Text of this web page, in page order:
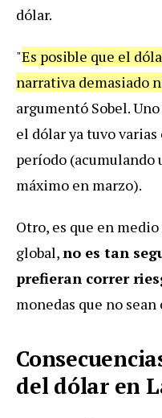
dólar.
"Es posible que el
narrativa demasiado
argumentó Sobel.
el dólar ya tuvo
período (acumulando
máximo en marzo).
Otro, es que en
global,no es tan
prefieran correr
monedas que no sean
del dólar en